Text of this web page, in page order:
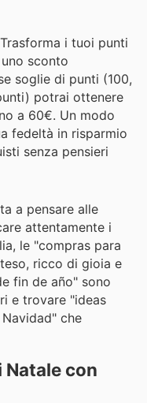
Trasforma i tuoi punti
sconto
soglie di punti (100,
potrai ottenere
a 60€. Un modo
fedeltà in risparmio
senza pensieri
a pensare alle
attentamente i
le "compras para
ricco di gioia e
fin de año" sono
e trovare "ideas
che
con